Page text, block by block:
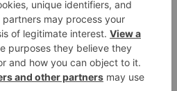
Villatoro da el primer paso para
dejar atrás su aislamiento con el
inicio de la senda peatonal y
ciclista